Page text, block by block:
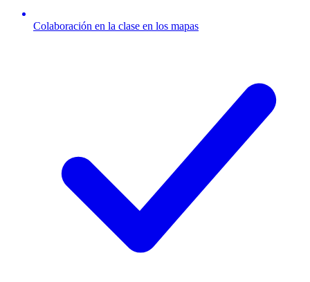
Colaboración en la clase en los mapas